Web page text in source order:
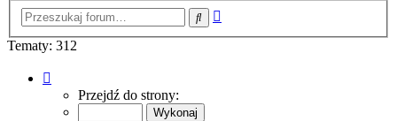
Szukaj
Tematy: 312
Przejdź do strony: